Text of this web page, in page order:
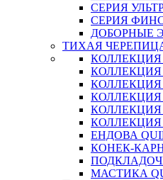
СЕРИЯ
СЕРИЯ
ДОБОРНЫЕ
ТИХАЯ ЧЕРЕПИЦА
КОЛЛЕКЦИЯ
КОЛЛЕКЦИЯ
КОЛЛЕКЦИЯ
КОЛЛЕКЦИЯ
КОЛЛЕКЦИЯ
КОЛЛЕКЦИЯ
ЕНДОВА
КОНЕК-
МАСТИКА